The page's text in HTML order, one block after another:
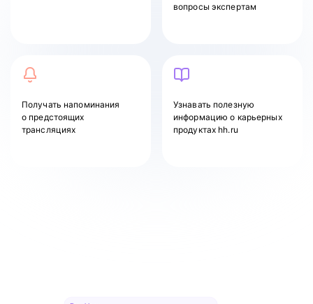
вопросы экспертам
Получать напоминания
о предстоящих
трансляциях
Узнавать полезную
информацию о карьерных
продуктах hh.ru